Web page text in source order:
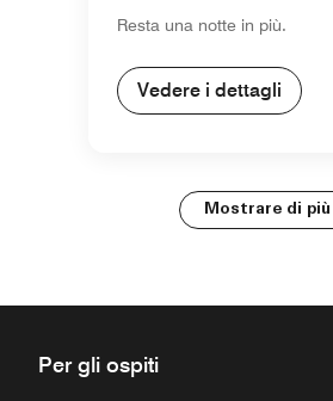
Resta una notte in più.
Vedere i dettagli
Mostrare di più
Per gli ospiti